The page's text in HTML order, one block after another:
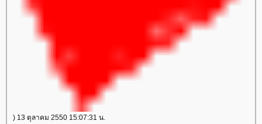
) 13 ตุลาคม 2550 15:07:31 น.